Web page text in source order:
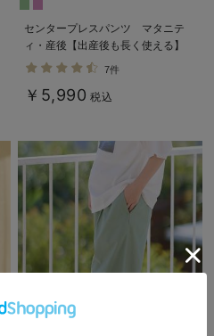
センタープレスパンツ マタニテ
ィ・産後【出産後も長く使える】
7件
￥5,990 税込